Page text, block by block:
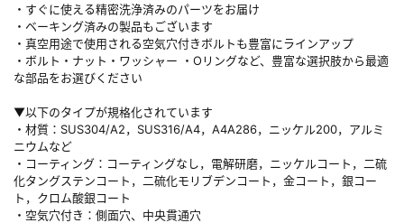
・すぐに使える精密洗浄済みのパーツをお届け
・ベーキング済みの製品もございます
・真空用途で使用される空気穴付きボルトも豊富にラインアップ
・ボルト・ナット・ワッシャー ・Oリングなど、豊富な選択肢から最適
な部品をお選びください
▼以下のタイプが規格化されています
・材質：SUS304/A2，SUS316/A4，A4A286，ニッケル200，アルミ
ニウムなど
・コーティング：コーティングなし，電解研磨，ニッケルコート，二硫
化タングステンコート，二硫化モリブデンコート，金コート，銀コー
ト，クロム酸銀コート
・空気穴付き：側面穴、中央貫通穴